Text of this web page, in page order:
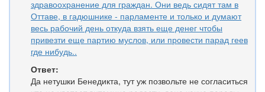
здравоохранение для граждан. Они ведь сидят там в
Оттаве, в гадюшнике - парламенте и только и думают
весь рабочий день откуда взять еще денег чтобы
привезти еще партию муслов, или провести парад геев
где нибудь..
Ответ:
Да нетушки Бенедикта, тут уж позвольте не согласиться